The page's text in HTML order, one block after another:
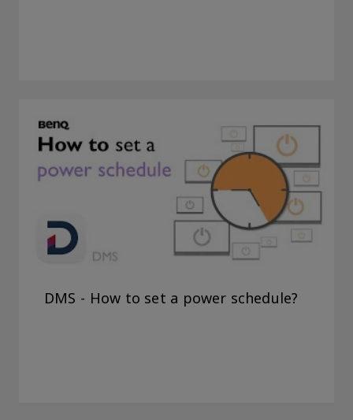
DMS - How to set a power schedule?